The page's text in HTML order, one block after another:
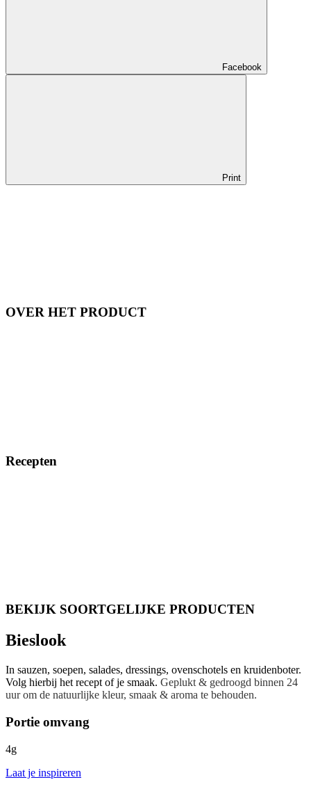
Facebook
Print
OVER HET PRODUCT
Recepten
BEKIJK SOORTGELIJKE PRODUCTEN
Bieslook
In sauzen, soepen, salades, dressings, ovenschotels en kruidenboter.
Volg hierbij het recept of je smaak. Geplukt & gedroogd binnen 24
uur om de natuurlijke kleur, smaak & aroma te behouden.
Portie omvang
4g
Laat je inspireren